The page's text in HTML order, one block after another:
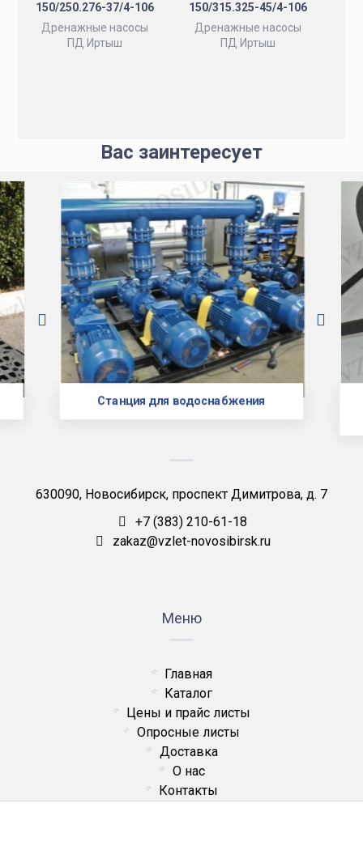
150/250.276-37/4-106
Дренажные насосы
ПД Иртыш
150/315.325-45/4-106
Дренажные насосы
ПД Иртыш
Вас заинтересует
Станция для водоснабжения
630090, Новосибирск, проспект Димитрова, д. 7
+7 (383) 210-61-18
zakaz@vzlet-novosibirsk.ru
Меню
Главная
Каталог
Цены и прайс листы
Опросные листы
Доставка
О нас
Контакты